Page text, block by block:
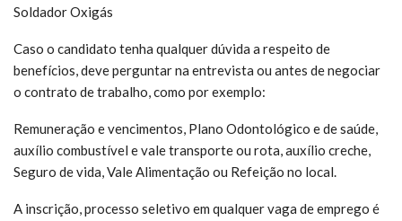
Soldador Oxigás
Caso o candidato tenha qualquer dúvida a respeito de
benefícios, deve perguntar na entrevista ou antes de negociar
o contrato de trabalho, como por exemplo:
Remuneração e vencimentos, Plano Odontológico e de saúde,
auxílio combustível e vale transporte ou rota, auxílio creche,
Seguro de vida, Vale Alimentação ou Refeição no local.
A inscrição, processo seletivo em qualquer vaga de emprego é